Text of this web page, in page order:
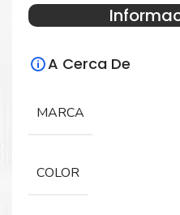
A Cerca De
MARCA
COLOR